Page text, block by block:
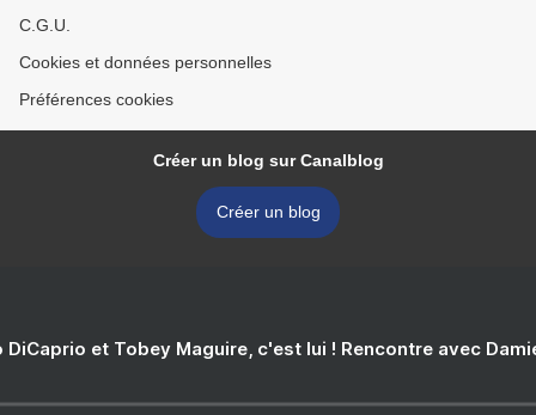
C.G.U.
Cookies et données personnelles
Préférences cookies
Créer un blog sur Canalblog
Créer un blog
DiCaprio et Tobey Maguire, c'est lui ! Rencontre avec